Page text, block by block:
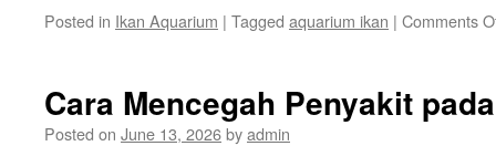
Posted in Ikan Aquarium | Tagged aquarium ikan | Comments
Cara Mencegah Penyakit
Posted on June 13, 2026byadmin